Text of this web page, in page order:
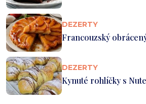
DEZERTY
Francouzský
DEZERTY
Kynuté rohlíčky s